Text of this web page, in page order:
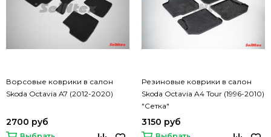
Ворсовые коврики в салон
Skoda Octavia A7 (2012-2020)
2700 руб
Резиновые коврики в салон
Skoda Octavia A4 Tour (1996-2010)
"Сетка"
3150 руб